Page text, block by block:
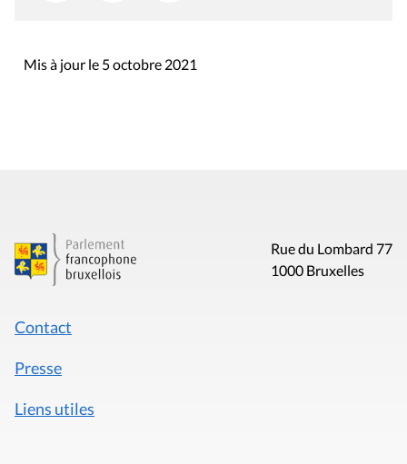
Mis à jour le 5 octobre 2021
Rue du Lombard 77
1000 Bruxelles
Contact
Presse
Liens utiles